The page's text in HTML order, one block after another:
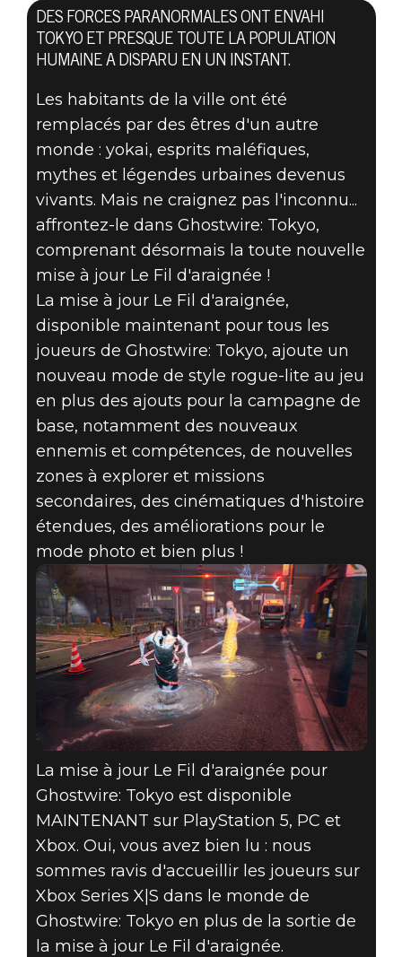
Ghostwire: Tokyo
11 avril 2023
JOUEZ À LA
MISE À JOUR LE
FIL D'ARAIGNÉE
POUR
GHOSTWIRE:
TOKYO DÈS
AUJOURD'HUI !
DES FORCES PARANORMALES ONT ENVAHI
TOKYO ET PRESQUE TOUTE LA POPULATION
HUMAINE A DISPARU EN UN INSTANT.
Les habitants de la ville ont été
remplacés par des êtres d'un autre
monde : yokai, esprits maléfiques,
mythes et légendes urbaines devenus
vivants. Mais ne craignez pas l'inconnu...
affrontez-le dans Ghostwire: Tokyo,
comprenant désormais la toute nouvelle
mise à jour Le Fil d'araignée !
La mise à jour Le Fil d'araignée,
disponible maintenant pour tous les
joueurs de Ghostwire: Tokyo, ajoute un
nouveau mode de style rogue-lite au jeu
en plus des ajouts pour la campagne de
base, notamment des nouveaux
ennemis et compétences, de nouvelles
zones à explorer et missions
secondaires, des cinématiques d'histoire
étendues, des améliorations pour le
mode photo et bien plus !
La mise à jour Le Fil d'araignée pour
Ghostwire: Tokyo est disponible
MAINTENANT sur PlayStation 5, PC et
Xbox. Oui, vous avez bien lu : nous
sommes ravis d'accueillir les joueurs sur
Xbox Series X|S dans le monde de
Ghostwire: Tokyo en plus de la sortie de
la mise à jour Le Fil d'araignée.